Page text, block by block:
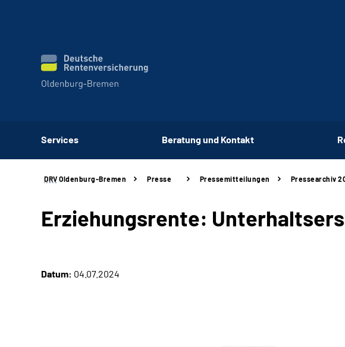
Services Beratung und Kontakt
DRV Oldenburg-Bremen Presse Pressemitteilungen Pressearchiv
Erziehungsrente:
Datum: 04.07.2024